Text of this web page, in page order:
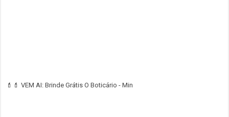
💄💄 VEM AI: Brinde Grátis O Boticário - Min